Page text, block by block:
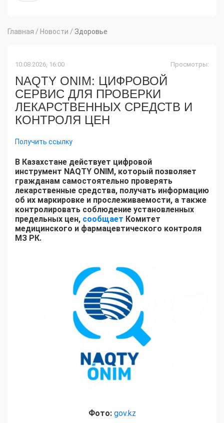
Главная / Новости / Здоровье
10.08.2026, 16:00 Просмотры:
NAQTY ONIM: ЦИФРОВОЙ
СЕРВИС ДЛЯ ПРОВЕРКИ
ЛЕКАРСТВЕННЫХ СРЕДСТВ И
КОНТРОЛЯ ЦЕН
Получить ссылку
В Казахстане действует цифровой
инструмент NAQTY ONIM, который позволяет
гражданам самостоятельно проверять
лекарственные средства, получать информацию
об их маркировке и прослеживаемости, а также
контролировать соблюдение установленных
предельных цен, сообщает Комитет
медицинского и фармацевтического контроля
МЗ РК.
Фото:gov.kz